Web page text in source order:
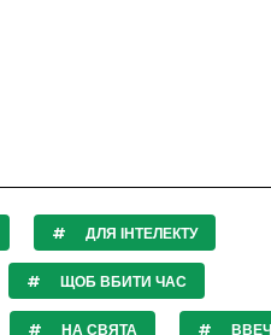
ДЛЯ ІНТЕЛЕКТУ
ЩОБ ВБИТИ ЧАС
НА СВЯТА